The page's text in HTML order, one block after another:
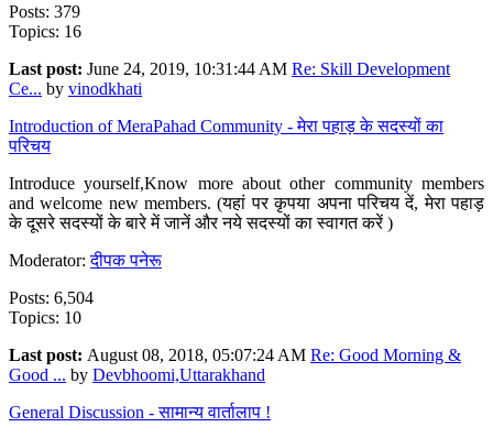
Posts: 379
Topics: 16
Last post: June 24, 2019, 10:31:44 AM Re: Skill Development
Ce... by vinodkhati
Introduction of MeraPahad Community - मेरा पहाड़ के सदस्यों का
परिचय
Introduce yourself,Know more about other community members
and welcome new members. (यहां पर कृपया अपना परिचय दें, मेरा पहाड़
के दूसरे सदस्यों के बारे में जानें और नये सदस्यों का स्वागत करें )
Moderator:दीपक पनेरू
Posts: 6,504
Topics: 10
Last post: August 08, 2018, 05:07:24 AM Re: Good Morning &
Good ... by Devbhoomi,Uttarakhand
General Discussion - सामान्य वार्तालाप !